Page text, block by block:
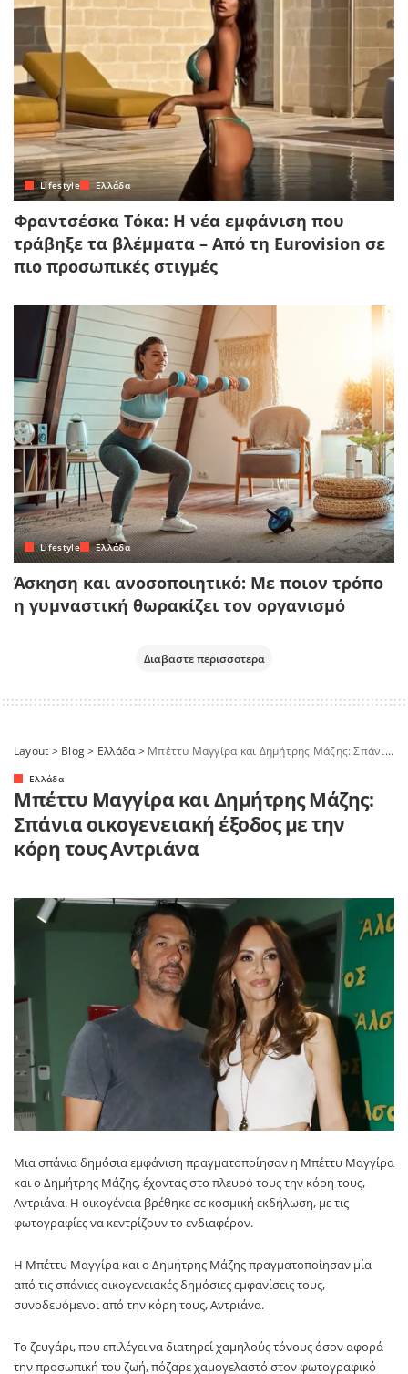
Lifestyle Ελλάδα
Φραντσέσκα Τόκα: Η νέα εμφάνιση που
τράβηξε τα βλέμματα – Από τη Eurovision σε
πιο προσωπικές στιγμές
Lifestyle Ελλάδα
Άσκηση και ανοσοποιητικό: Με ποιον τρόπο
η γυμναστική θωρακίζει τον οργανισμό
Διαβαστε περισσοτερα
Layout > Blog> Ελλάδα> Μπέττυ Μαγγίρα και Δημήτρης Μάζης: Σπάνια οικογενειακή έξοδος με την κόρη τους Αντριάνα
Ελλάδα
Μπέττυ Μαγγίρα και Δημήτρης Μάζης:
Σπάνια οικογενειακή έξοδος με την
κόρη τους Αντριάνα
Μια σπάνια δημόσια εμφάνιση πραγματοποίησαν η Μπέττυ Μαγγίρα
και ο Δημήτρης Μάζης, έχοντας στο πλευρό τους την κόρη τους,
Αντριάνα. Η οικογένεια βρέθηκε σε κοσμική εκδήλωση, με τις
φωτογραφίες να κεντρίζουν το ενδιαφέρον.
Η Μπέττυ Μαγγίρα και ο Δημήτρης Μάζηςπραγματοποίησαν μία
από τις σπάνιες οικογενειακές δημόσιες εμφανίσεις τους,
συνοδευόμενοι από την κόρη τους, Αντριάνα.
Το ζευγάρι, που επιλέγει να διατηρεί χαμηλούς τόνους όσον αφορά
την προσωπική του ζωή, πόζαρε χαμογελαστό στον φωτογραφικό